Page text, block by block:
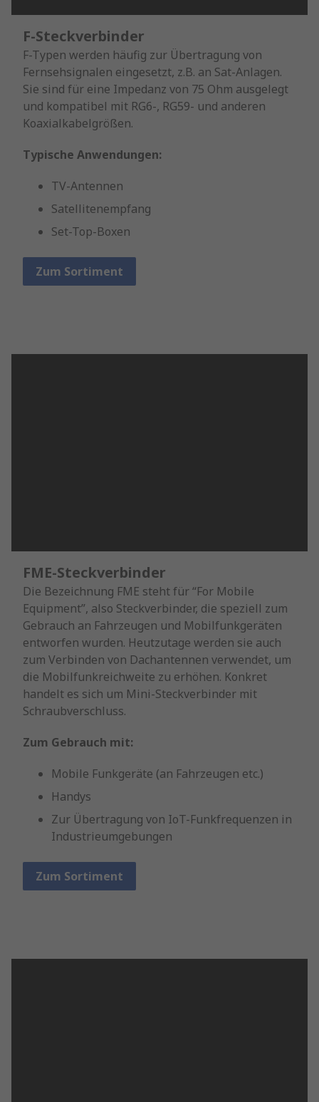
F-Steckverbinder
F-Typen werden häufig zur Übertragung von
Fernsehsignalen eingesetzt, z.B. an Sat-Anlagen.
Sie sind für eine Impedanz von 75 Ohm ausgelegt
und kompatibel mit RG6-, RG59- und anderen
Koaxialkabelgrößen.
Typische Anwendungen:
TV-Antennen
Satellitenempfang
Set-Top-Boxen
Zum Sortiment
FME-Steckverbinder
Die Bezeichnung FME steht für “For Mobile
Equipment”, also Steckverbinder, die speziell zum
Gebrauch an Fahrzeugen und Mobilfunkgeräten
entworfen wurden. Heutzutage werden sie auch
zum Verbinden von Dachantennen verwendet, um
die Mobilfunkreichweite zu erhöhen. Konkret
handelt es sich um Mini-Steckverbinder mit
Schraubverschluss.
Zum Gebrauch mit:
Mobile Funkgeräte (an Fahrzeugen etc.)
Handys
Zur Übertragung von IoT-Funkfrequenzen in
Industrieumgebungen
Zum Sortiment